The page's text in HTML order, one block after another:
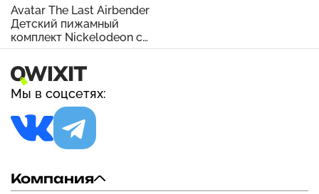
Avatar The Last Airbender
Детский пижамный
комплект Nickelodeon с
героями мультфильмов
для мальчиков
Мы в соцсетях:
Компания